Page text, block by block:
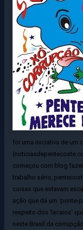
foi uma iniciativa de um
começou com blog
trabalho sério,
coisas que estavam
ação que dá um ‘ponte-
respeito dos ‘lacaios’
neste Brasil da corrupção.